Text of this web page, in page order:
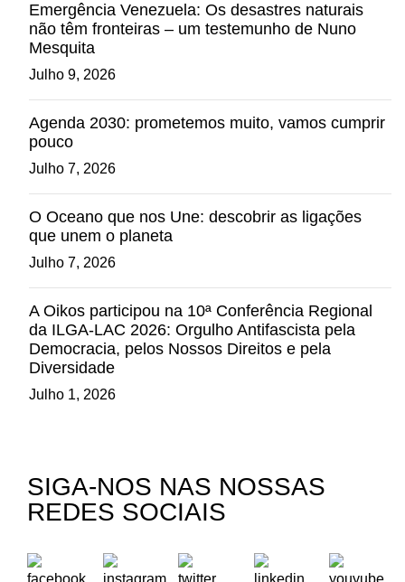
Emergência Venezuela: Os desastres naturais
não têm fronteiras – um testemunho de Nuno
Mesquita
Julho 9, 2026
Agenda 2030: prometemos muito, vamos cumprir
pouco
Julho 7, 2026
O Oceano que nos Une: descobrir as ligações
que unem o planeta
Julho 7, 2026
A Oikos participou na 10ª Conferência Regional
da ILGA-LAC 2026: Orgulho Antifascista pela
Democracia, pelos Nossos Direitos e pela
Diversidade
Julho 1, 2026
SIGA-NOS NAS NOSSAS
REDES SOCIAIS